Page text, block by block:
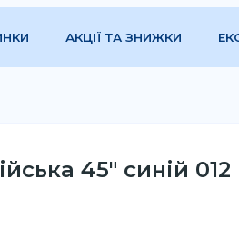
АКЦІЇ ТА ЗНИЖКИ
45" синій 012